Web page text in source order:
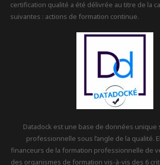
certification qualité a été délivrée au titre de la
suivantes : actions de formation continue.
Datadock est une base de données unique
professionnelle sous l’angle de la qualité.
financeurs de la formation professionnelle de
des organismes de formation vis-à-vis des 6